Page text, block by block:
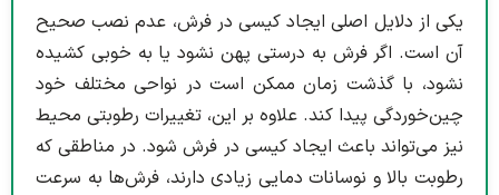
یکی از دلایل اصلی ایجاد کیسی در فرش، عدم نصب صحیح
آن است. اگر فرش به درستی پهن نشود یا به خوبی کشیده
نشود، با گذشت زمان ممکن است در نواحی مختلف خود
چین‌خوردگی پیدا کند. علاوه بر این، تغییرات رطوبتی محیط
نیز می‌تواند باعث ایجاد کیسی در فرش شود. در مناطقی که
رطوبت بالا و نوسانات دمایی زیادی دارند، فرش‌ها به سرعت